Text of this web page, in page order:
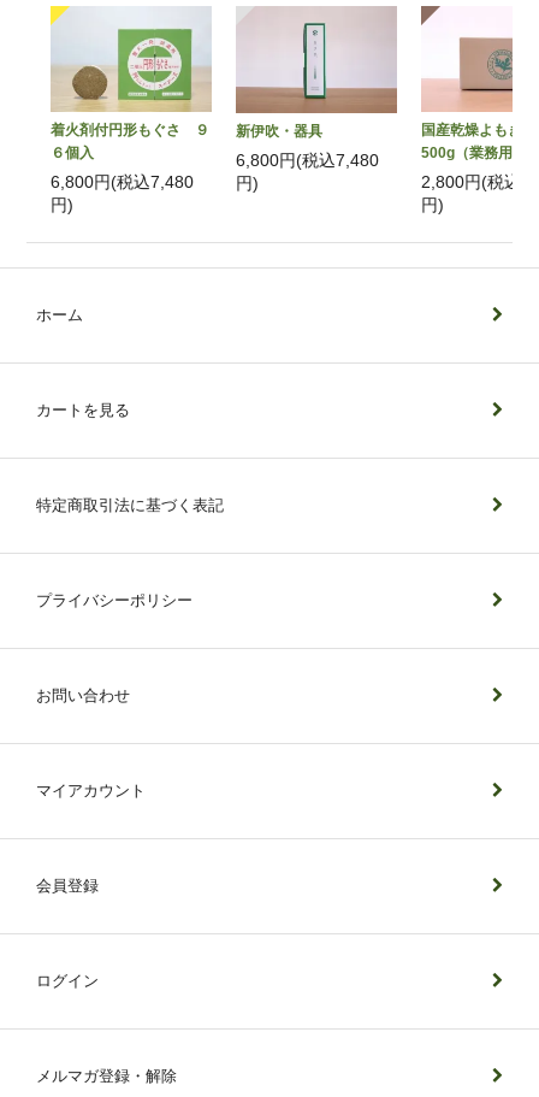
着火剤付円形もぐさ ９
６個入
6,800円(税込7,480
円)
新伊吹・器具
6,800円(税込7,480
円)
国産乾燥よもぎ
500g（業務用）
2,800円(税込
円)
ホーム
カートを見る
特定商取引法に基づく表記
プライバシーポリシー
お問い合わせ
マイアカウント
会員登録
ログイン
メルマガ登録・解除